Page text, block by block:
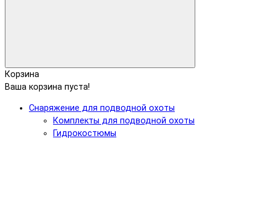
Корзина
Ваша корзина пуста!
Снаряжение для подводной охоты
Комплекты для подводной охоты
Гидрокостюмы